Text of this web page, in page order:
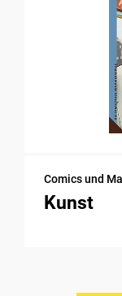
Comics und
Kunst